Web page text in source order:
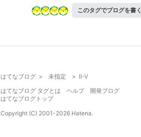
このタグでブログを書く
はてなブログ > 未指定 > Ⅱ-Ⅴ
はてなブログ タグとは
ヘルプ
開発ブログ
はてなブログトップ
Copyright (C) 2001-2026 Hatena.